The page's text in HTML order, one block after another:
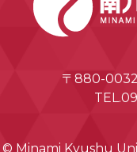
〒880-0032
© Minami Kyushu